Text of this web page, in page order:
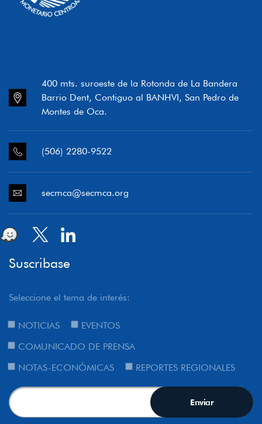
400 mts. suroeste de la Rotonda de La Bandera
Barrio Dent, Contiguo al BANHVI, San Pedro de
Montes de Oca.
(506) 2280-9522
secmca@secmca.org
Suscribase
Seleccione el tema de interés:
NOTICIAS
EVENTOS
COMUNICADO DE PRENSA
NOTAS-ECONÓMICAS
REPORTES REGIONALES